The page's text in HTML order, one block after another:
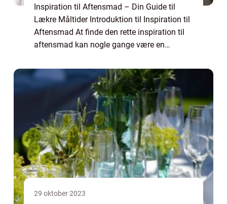
Inspiration til Aftensmad – Din Guide til
Lækre Måltider Introduktion til Inspiration til
Aftensmad At finde den rette inspiration til
aftensmad kan nogle gange være en
mad og ønsker at forkæle smagslø...
29 oktober 2023